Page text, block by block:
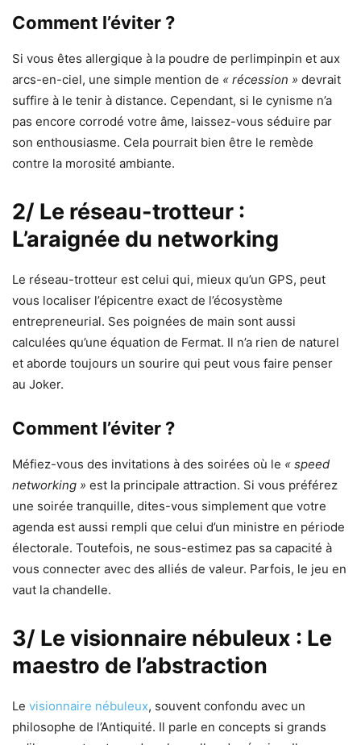
Comment l’éviter ?
Si vous êtes allergique à la poudre de perlimpinpin et aux
arcs-en-ciel, une simple mention de « récession » devrait
suffire à le tenir à distance. Cependant, si le cynisme n’a
pas encore corrodé votre âme, laissez-vous séduire par
son enthousiasme. Cela pourrait bien être le remède
contre la morosité ambiante.
2/ Le réseau-trotteur :
L’araignée du networking
Le réseau-trotteur est celui qui, mieux qu’un GPS, peut
vous localiser l’épicentre exact de l’écosystème
entrepreneurial. Ses poignées de main sont aussi
calculées qu’une équation de Fermat. Il n’a rien de naturel
et aborde toujours un sourire qui peut vous faire penser
au Joker.
Comment l’éviter ?
Méfiez-vous des invitations à des soirées où le « speed
networking » est la principale attraction. Si vous préférez
une soirée tranquille, dites-vous simplement que votre
agenda est aussi rempli que celui d’un ministre en période
électorale. Toutefois, ne sous-estimez pas sa capacité à
vous connecter avec des alliés de valeur. Parfois, le jeu en
vaut la chandelle.
3/ Le visionnaire nébuleux : Le
maestro de l’abstraction
Le visionnaire nébuleux, souvent confondu avec un
philosophe de l’Antiquité. Il parle en concepts si grands